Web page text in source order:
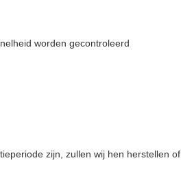
worden gecontroleerd
zijn, zullen wij hen herstellen of